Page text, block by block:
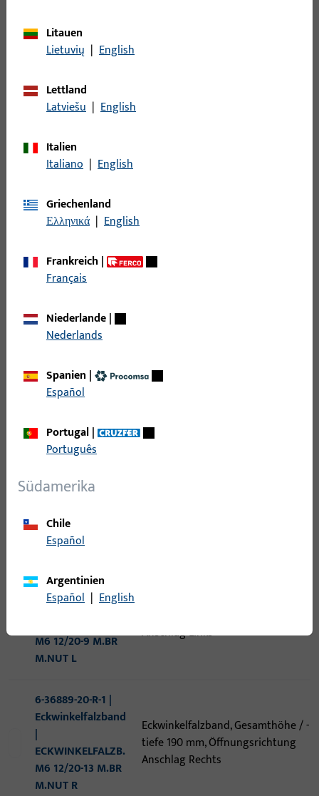
Einsatzbereich
Spezifischer Einsatzbereich
Basisfarbe
Einsatzsystem
Filter für Eckwinkelfalzband
Falzluft
Nutlage
Überschlagbreite
6-36888-20-L-1 |
Eckwinkelfalzband
M6 12/20-9 M.BR
M.NUT L
Anschlag Links
6-36889-20-R-1 |
Eckwinkelfalzband
|
ECKWINKELFALZB.
M6 12/20-13 M.BR
M.NUT R
Eckwinkelfalzband, Gesamthöhe / -
tiefe 190 mm, Öffnungsrichtung
Anschlag Rechts
Litauen
Lietuvių | English
Lettland
Latviešu | English
Italien
Italiano | English
Griechenland
Ελληνικά | English
Frankreich|
Français
Niederlande|
Nederlands
Spanien |
Español
Portugal|
Português
Südamerika
Chile
Español
Argentinien
Español | English